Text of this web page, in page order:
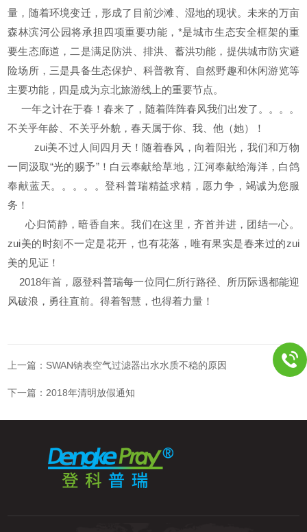
量，随着环境变迁，形成了目前沙滩、湿地的现状。 未来的万亩
森林滨河公园将承担四项重要功能，*是城市生态安全框架的重
要生态廊道，二是满足防洪、排洪、蓄洪功能，提供城市防灾避
险场所，三是具备生态保护、科普教育、自然野趣和休闲游览等
主要功能，四是成为京北旅游线上的重要节点。
一年之计在于春！春来了，随着阵阵春风我们出发了。。。。
不关乎年龄、不关乎外貌，春天属于你、我、他（她）！
zui美不过人间四月天！随着春风，向着阳光，我们和万物
一同汲取“光的赐予”！白云奉献给草地，江河奉献给海洋，白鸽
奉献蓝天。。。。。登科普瑞精益求精，愿力争，竭诚为您服
务！
心归简静，暗香自来。我们在这里，齐首并进，团结一心。
zui美的时刻不一定是花开，也有花落，唯有果实是春来过的zui
美的见证！
2018年首，愿登科普瑞每一位同仁所行路径、所历际遇都能迎
风破浪，勇往直前。得着智慧，也得着力量！
上一篇： SWAN钠表空气过滤器出水水质不稳的原因
下一篇： 2018年清明放假通知